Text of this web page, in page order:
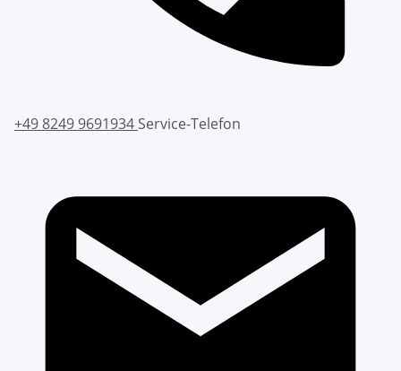
+49 8249 9691934 Service-Telefon